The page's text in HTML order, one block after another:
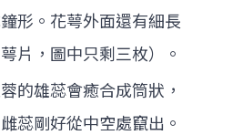
形。花萼外面還有細長
片，圖中只剩三枚）。
的雄蕊會癒合成筒狀，
蕊剛好從中空處竄出。